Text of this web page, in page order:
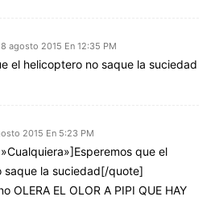
8 agosto 2015 En 12:35 PM
el helicoptero no saque la suciedad
2015 En 5:23 PM
que el
saque la suciedad[/quote]
OLERA EL OLOR A PIPI QUE HAY